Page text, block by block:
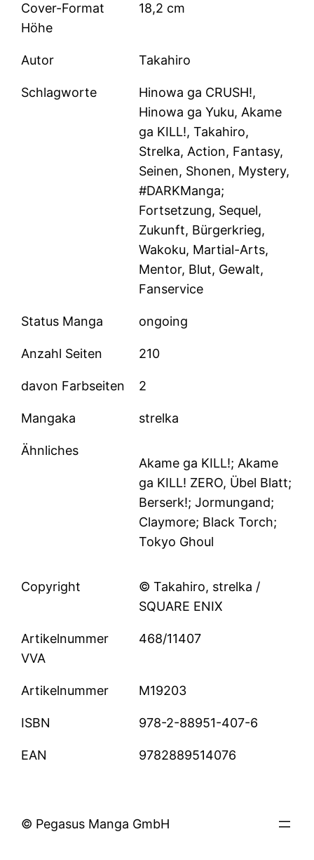
Cover-Format
Höhe
18,2 cm
Autor Takahiro
Schlagworte
Hinowa ga CRUSH!,
Hinowa ga Yuku, Akame
ga KILL!, Takahiro,
Strelka, Action, Fantasy,
Seinen, Shonen, Mystery,
#DARKManga;
Fortsetzung, Sequel,
Zukunft, Bürgerkrieg,
Wakoku, Martial-Arts,
Mentor, Blut, Gewalt,
Fanservice
Status Manga ongoing
Anzahl Seiten 210
davon Farbseiten 2
Mangaka strelka
Ähnliches
Akame ga KILL!; Akame
ga KILL! ZERO, Übel Blatt;
Berserk!; Jormungand;
Claymore; Black Torch;
Tokyo Ghoul
Copyright
© Takahiro, strelka /
SQUARE ENIX
Artikelnummer
VVA
468/11407
Artikelnummer M19203
ISBN 978-2-88951-407-6
EAN 9782889514076
© Pegasus Manga GmbH